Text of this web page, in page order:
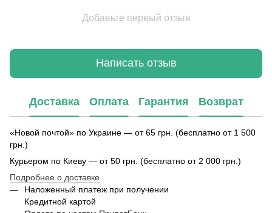
Добавьте первый отзыв
Написать отзыв
Доставка Оплата Гарантия Возврат
«Новой почтой» по Украине — от 65 грн. (бесплатно от 1 500
грн.)
Курьером по Киеву — от 50 грн. (бесплатно от 2 000 грн.)
Подробнее о доставке
Наложенный платеж при получении
Кредитной картой